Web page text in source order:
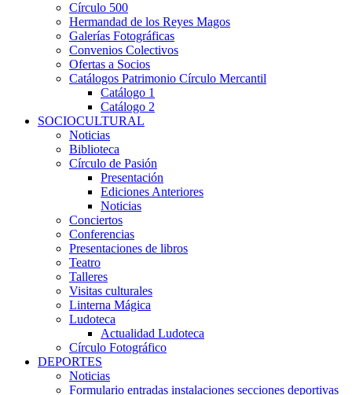
Círculo 500
Hermandad de los Reyes Magos
Galerías Fotográficas
Convenios Colectivos
Ofertas a Socios
Catálogos Patrimonio Círculo Mercantil
Catálogo 1
Catálogo 2
SOCIOCULTURAL
Noticias
Biblioteca
Círculo de Pasión
Presentación
Ediciones Anteriores
Noticias
Conciertos
Conferencias
Presentaciones de libros
Teatro
Talleres
Visitas culturales
Linterna Mágica
Ludoteca
Actualidad Ludoteca
Círculo Fotográfico
DEPORTES
Noticias
Formulario entradas instalaciones secciones deportivas